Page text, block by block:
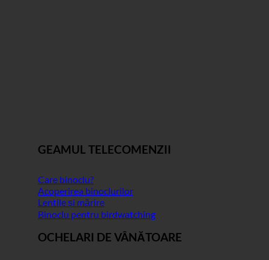
GEAMUL TELECOMENZII
Care binoclu?
Acoperirea binoclurilor
Lentile și mărire
Binoclu pentru birdwatching
OCHELARI DE VÂNĂTOARE